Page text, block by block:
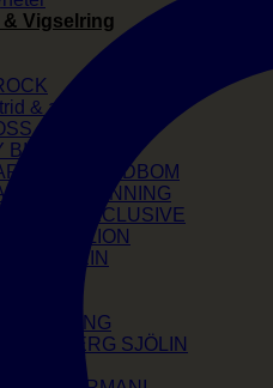
Vigselring
& agnes
BILLGREN
SVEDBOM
GYNNING
EXCLUSIVE
DE LION
KLEIN
ATTLING
SJÖLIN